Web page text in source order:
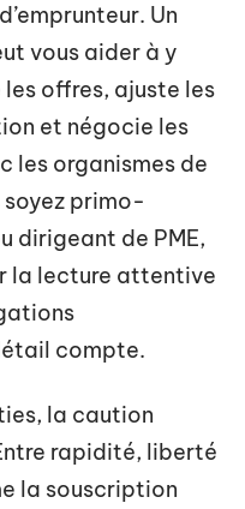
Un
vous aider à y
offres, ajuste les
et négocie les
les organismes de
soyez primo-
dirigeant de PME,
la lecture attentive
compte.
la caution
rapidité, liberté
la souscription